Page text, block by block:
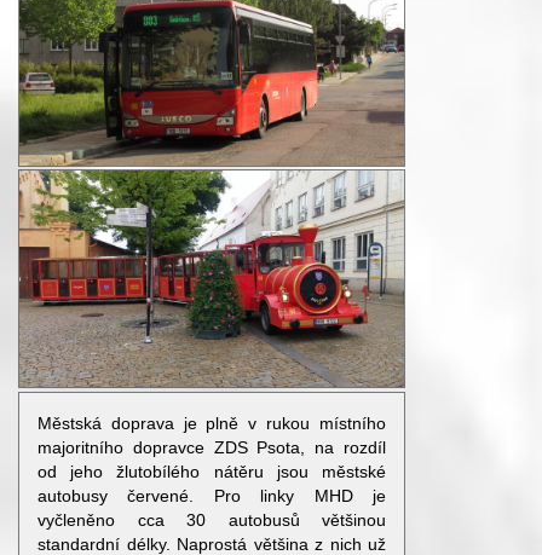
Městská doprava je plně v rukou místního
majoritního dopravce ZDS Psota, na rozdíl
od jeho žlutobílého nátěru jsou městské
autobusy červené. Pro linky MHD je
vyčleněno cca 30 autobusů většinou
standardní délky. Naprostá většina z nich už